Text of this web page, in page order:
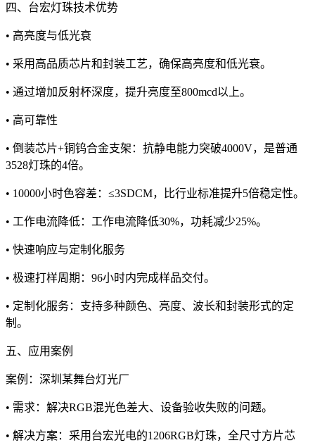
四、台宏灯珠技术优势
• 高亮度与低光衰
• 采用高品质芯片和封装工艺，确保高亮度和低光衰。
• 通过增加反射杯深度，提升亮度至800mcd以上。
• 高可靠性
• 倒装芯片+铜钨合金支架：抗静电能力突破4000V，是普通
3528灯珠的4倍。
• 10000小时色容差：≤3SDCM，比行业标准提升5倍稳定性。
• 工作电流降低：工作电流降低30%，功耗减少25%。
• 快速响应与定制化服务
• 极速打样周期：96小时内完成样品交付。
• 定制化服务：支持多种颜色、亮度、波长和封装形式的定
制。
五、应用案例
案例：深圳某舞台灯光厂
• 需求：解决RGB混光色差大、设备验收失败的问题。
• 解决方案：采用台宏光电的1206RGB灯珠，全尺寸方片芯